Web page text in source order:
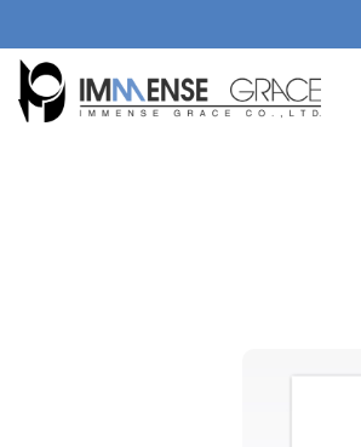
to
content